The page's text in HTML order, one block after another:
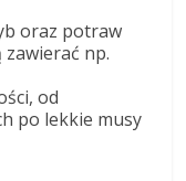
oraz potraw
np.
od
po lekkie musy